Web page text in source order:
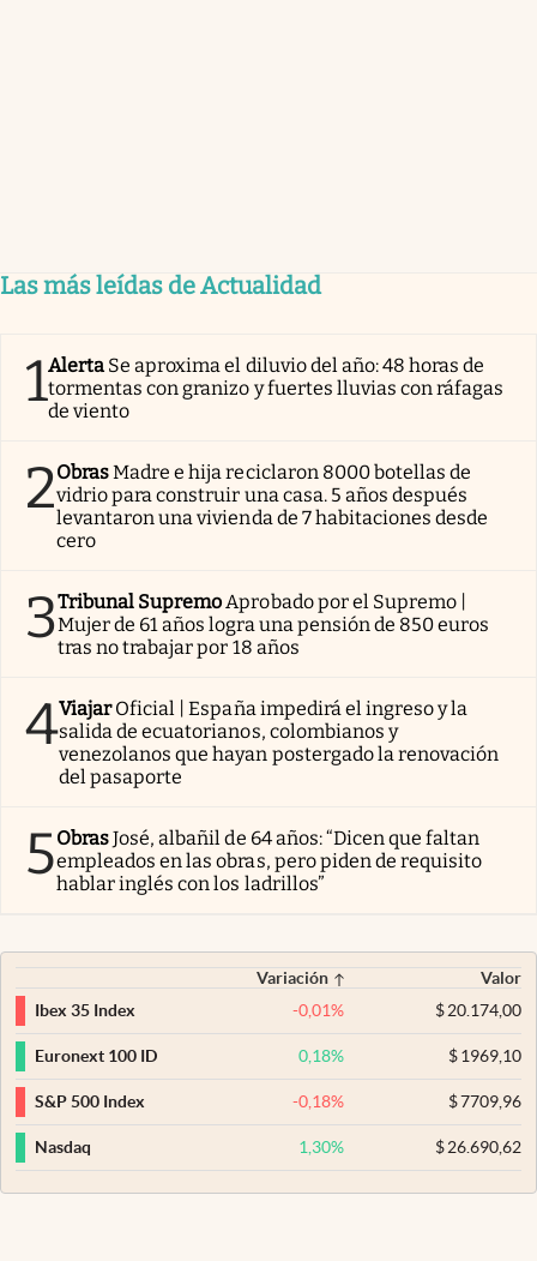
Las más leídas de Actualidad
1Alerta Se aproxima el diluvio del año: 48 horas de
tormentas con granizo y fuertes lluvias con ráfagas
de viento
2ObrasMadre e hija reciclaron 8000 botellas de
vidrio para construir una casa. 5 años después
levantaron una vivienda de 7 habitaciones desde
cero
3Tribunal Supremo Aprobado por el Supremo |
Mujer de 61 años logra una pensión de 850 euros
tras no trabajar por 18 años
4Viajar Oficial | España impedirá el ingreso y la
salida de ecuatorianos, colombianos y
venezolanos que hayan postergado la renovación
del pasaporte
5ObrasJosé, albañil de 64 años: “Dicen que faltan
empleados en las obras, pero piden de requisito
hablar inglés con los ladrillos”
Variación
Valor
Ibex 35 Index
-0,01% $20.174,00
Euronext 100 ID 0,18% $1969,10
S&P 500 Index -0,18% $7709,96
Nasdaq 1,30% $26.690,62